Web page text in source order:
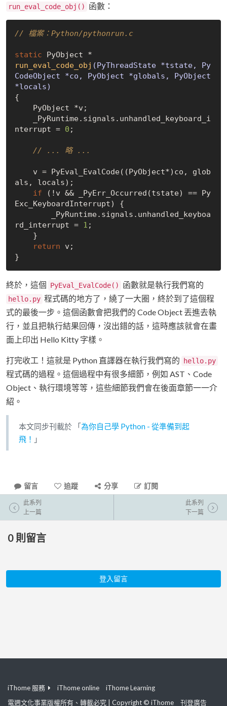
run_eval_code_obj() 函數：
// 檔案：Python/pythonrun.c
static
run_eval_code_obj (PyThreadState *tstate, Py
CodeObject *co, PyObject *globals, PyObject
*locals)
{
nterrupt = 0 ;
// ... 略 ...
als, locals);
if (!v && _PyErr_Occurred(tstate) == Py
Exc_KeyboardInterrupt) {
rd_interrupt = 1 ;
return v;
終於，這個 PyEval_EvalCode() 函數就是執行我們寫的
hello.py 程式碼的地方了，繞了一大圈，終於到了這個程
式的最後一步。這個函數會把我們的 Code Object 丟進去執
行，並且把執行結果回傳，沒出錯的話，這時應該就會在畫
面上印出 Hello Kitty 字樣。
打完收工！這就是 Python 直譯器在執行我們寫的 hello.py
程式碼的過程。這個過程中有很多細節，例如 AST、Code
Object、執行環境等等，這些細節我們會在後面章節一一介
紹。
本文同步刊載於 「 為你自己學 Python - 從準備到起
飛！ 」
留言 追蹤 分享 訂閱
此系列
上一篇
此系列
下一篇
0 則留言
登入留言
iThome 服務 iThome online
iThome Learning
電週文化事業版權所有、轉載必究 | Copyright © iThome
刊登廣告